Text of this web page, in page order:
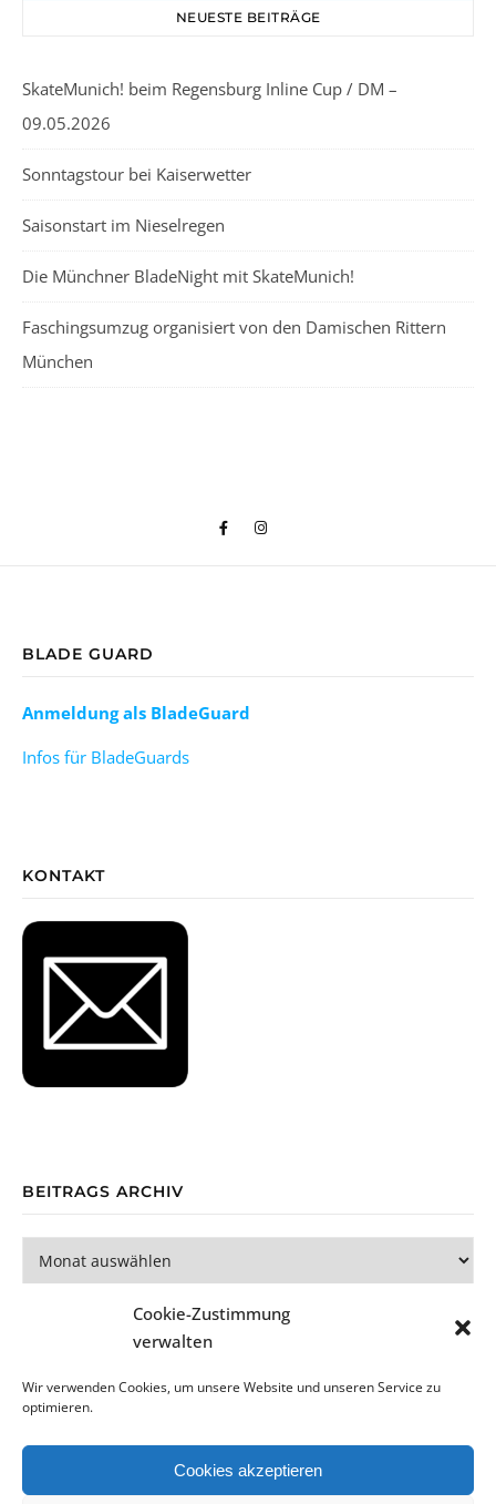
Cookie-Zustimmung
verwalten
Wir verwenden Cookies, um unsere Website und unseren Service zu
optimieren.
Cookies akzeptieren
NEUESTE BEITRÄGE
SkateMunich! beim Regensburg Inline Cup / DM –
09.05.2026
Sonntagstour bei Kaiserwetter
Saisonstart im Nieselregen
Die Münchner BladeNight mit SkateMunich!
Faschingsumzug organisiert von den Damischen Rittern
München
BLADE GUARD
Anmeldung als BladeGuard
Infos für BladeGuards
KONTAKT
BEITRAGS ARCHIV
Beitrags Archiv
Bard Theme vonWP Royal.
Datenschutzerklärung Impressum Cookie-Richtlinie (EU)